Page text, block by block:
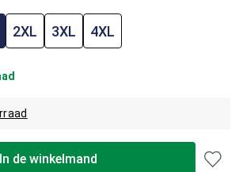
2XL 3XL 4XL
In de winkelmand